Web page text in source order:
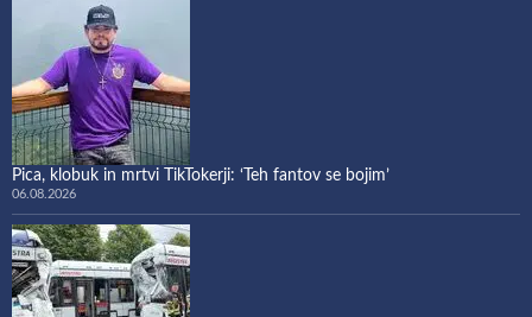
Pica, klobuk in mrtvi TikTokerji: ‘Teh fantov se bojim’
06.08.2026